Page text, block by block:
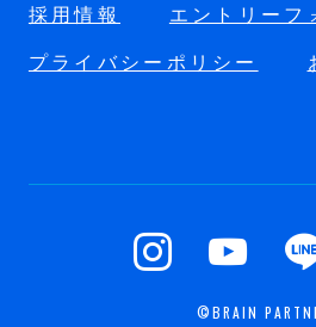
採用情報 エントリーフ
プライバシーポリシー
©BRAIN